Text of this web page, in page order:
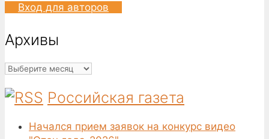
Вход для авторов
Архивы
Архивы
Российская газета
Начался прием заявок на конкурс видео